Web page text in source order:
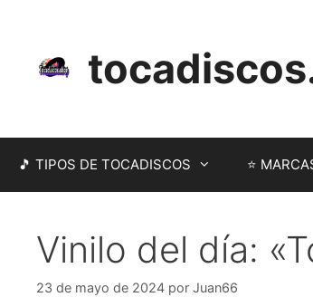
contenido
🎵 TIPOS DE TOCADISCOS ⭐
Vinilo del día:
23 de mayo de 2024 por Juan66